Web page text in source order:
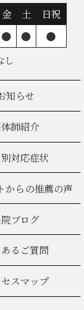
金 土 日祝
● ● ●
し
知らせ
師紹介
対応症状
からの推薦の声
ブログ
るご質問
スマップ